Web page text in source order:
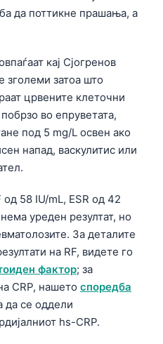
да поттикне прашања, а
кај Сјогренов
зголеми затоа што
црвените клеточни
во епруветата,
под 5 mg/L освен ако
напад, васкулитис или
од 58 IU/mL, ESR од 42
уреден резултат, но
За деталите
на RF, видете го
фактор; за
CRP, нашето споредба
да се оддели
hs-CRP.